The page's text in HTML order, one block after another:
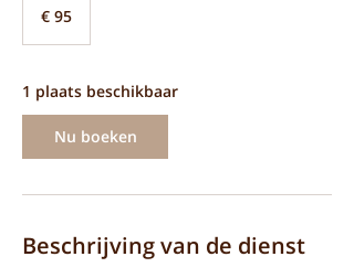
€ 95
1 plaats beschikbaar
Nu boeken
Beschrijving van de dienst